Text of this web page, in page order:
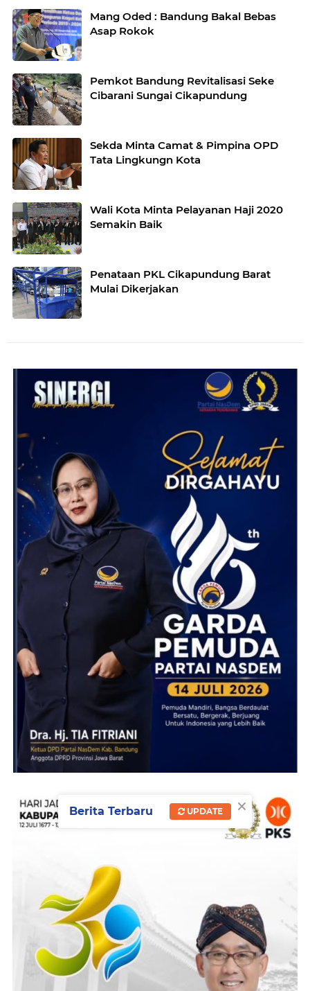
Mang Oded : Bandung Bakal Bebas
Asap Rokok
Pemkot Bandung Revitalisasi Seke
Cibarani Sungai Cikapundung
Sekda Minta Camat & Pimpina OPD
Tata Lingkungn Kota
Wali Kota Minta Pelayanan Haji 2020
Semakin Baik
Penataan PKL Cikapundung Barat
Mulai Dikerjakan
×
Berita Terbaru UPDATE